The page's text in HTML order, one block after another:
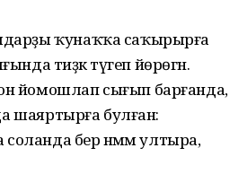
ҡунаҡҡа саҡырырға
тиҙәк түгеп йөрөгән.
йомошлап сығып барғанда,
шаяртырға булған:
бер нә­мәм ултыра,